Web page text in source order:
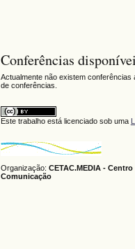
Conferências
Actualmente não existem
de conferências.
Este trabalho está licenciado sob uma
Organização: CETAC.MEDIA -
Comunicação